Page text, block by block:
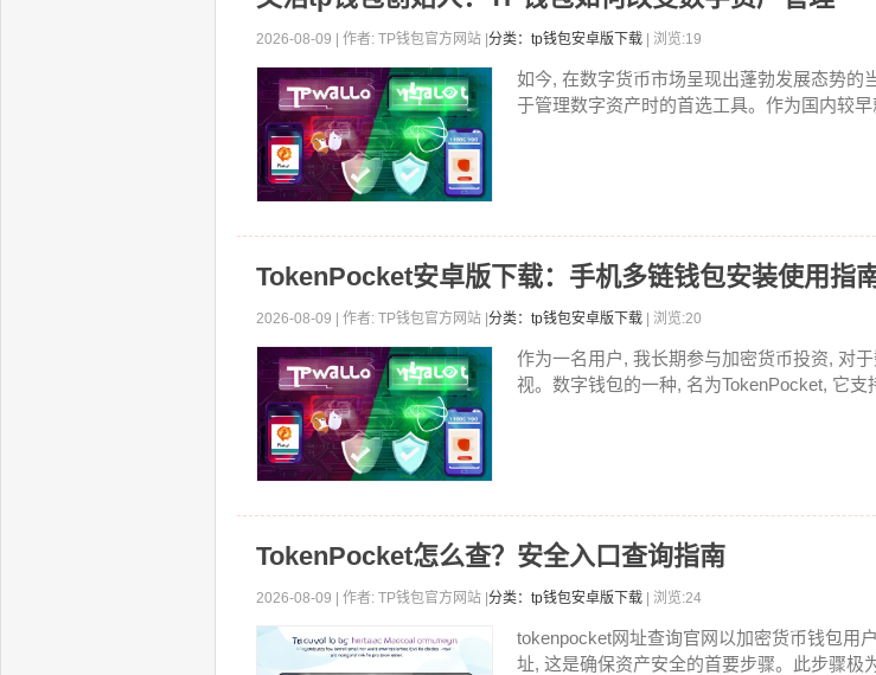
2026-08-09 | 作者: TP钱包官方网站 | 分类：tp钱包安卓版下载 | 浏览:19
如今, 在数字货币市场呈现出蓬勃发展态势的
于管理数字资产时的首选工具。作为国内较
TokenPocket安卓版下载：手机多链钱包安装使用指
2026-08-09 | 作者: TP钱包官方网站 | 分类：tp钱包安卓版下载 | 浏览:20
作为一名用户, 我长期参与加密货币投资, 对
视。数字钱包的一种, 名为TokenPocket, 它支
TokenPocket怎么查？安全入口查询指南
2026-08-09 | 作者: TP钱包官方网站 | 分类：tp钱包安卓版下载 | 浏览:24
tokenpocket网址查询官网以加密货币钱包用
址, 这是确保资产安全的首要步骤。此步骤极